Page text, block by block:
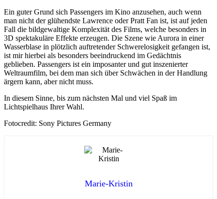
Ein guter Grund sich Passengers im Kino anzusehen, auch wenn
man nicht der glühendste Lawrence oder Pratt Fan ist, ist auf jeden
Fall die bildgewaltige Komplexität des Films, welche besonders in
3D spektakuläre Effekte erzeugen. Die Szene wie Aurora in einer
Wasserblase in plötzlich auftretender Schwerelosigkeit gefangen ist,
ist mir hierbei als besonders beeindruckend im Gedächtnis
geblieben. Passengers ist ein imposanter und gut inszenierter
Weltraumfilm, bei dem man sich über Schwächen in der Handlung
ärgern kann, aber nicht muss.
In diesem Sinne, bis zum nächsten Mal und viel Spaß im
Lichtspielhaus Ihrer Wahl.
Fotocredit: Sony Pictures Germany
Marie-Kristin